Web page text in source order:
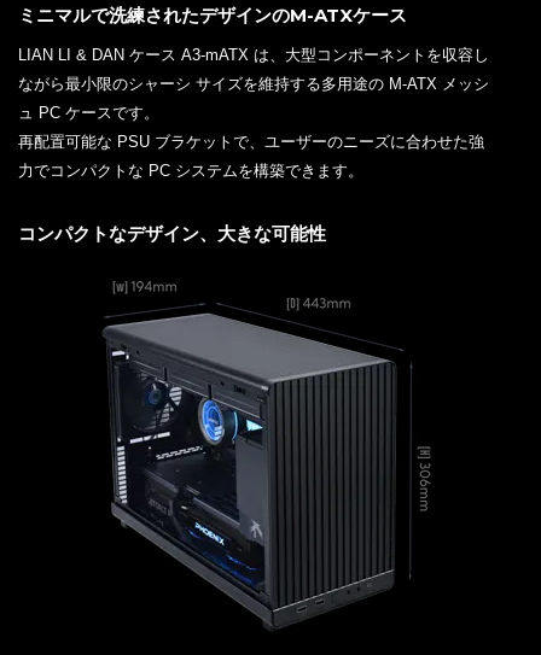
ミニマルで洗練されたデザインのM-ATXケース
LIAN LI & DAN ケース A3-mATX は、大型コンポーネントを収容し
ながら最小限のシャーシ サイズを維持する多用途の M-ATX メッシ
ュ PC ケースです。
再配置可能な PSU ブラケットで、ユーザーのニーズに合わせた強
力でコンパクトな PC システムを構築できます。
コンパクトなデザイン、大きな可能性